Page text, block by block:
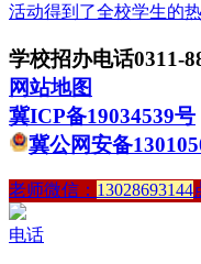
活动得到了全校学生的
学校招办电话0311-
网站地图
冀ICP备19034539号
冀公网安备
老师微信： 13028693144
电话